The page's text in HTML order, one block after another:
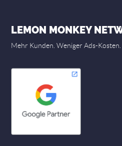
LEMON MONKEY
Mehr Kunden. Weniger Ads-Kosten.